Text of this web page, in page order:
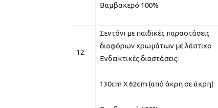
Βαμβακερό 100%
12.
Σεντόνι με παιδικές παραστάσεις
διαφόρων χρωμάτων με λάστιχο
Ενδεικτικές διαστάσεις:
130cm Χ 62cm (από άκρη σε άκρη)